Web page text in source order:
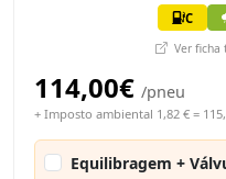
C
Ver ficha
114,00€ /pneu
+ Imposto ambiental 1,82 € =
Equilibragem +